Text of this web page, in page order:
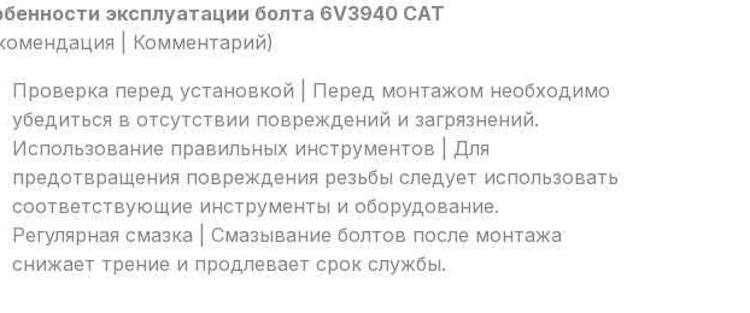
эксплуатации болта 6V3940 CAT
| Комментарий)
Проверка перед установкой | Перед монтажом необходимо
убедиться в отсутствии повреждений и загрязнений.
Использование правильных инструментов | Для
предотвращения повреждения резьбы следует использовать
соответствующие инструменты и оборудование.
Регулярная смазка | Смазывание болтов после монтажа
снижает трение и продлевает срок службы.